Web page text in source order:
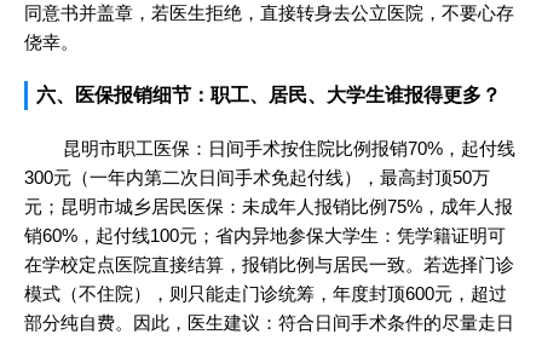
同意书并盖章，若医生拒绝，直接转身去公立医院，不要心存
侥幸。
六、医保报销细节：职工、居民、大学生谁报得更多？
昆明市职工医保：日间手术按住院比例报销70%，起付线
300元（一年内第二次日间手术免起付线），最高封顶50万
元；昆明市城乡居民医保：未成年人报销比例75%，成年人报
销60%，起付线100元；省内异地参保大学生：凭学籍证明可
在学校定点医院直接结算，报销比例与居民一致。若选择门诊
模式（不住院），则只能走门诊统筹，年度封顶600元，超过
部分纯自费。因此，医生建议：符合日间手术条件的尽量走日